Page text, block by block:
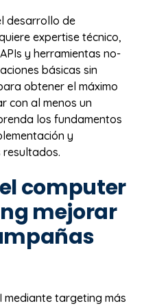
desarrollo de
expertise técnico,
y herramientas no-
básicas sin
obtener el máximo
con al menos un
los fundamentos
y
computer
mejorar
mediante targeting más